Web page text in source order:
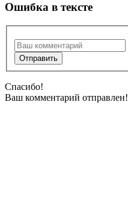
Ошибка в тексте
Спасибо!
Ваш комментарий отправлен!